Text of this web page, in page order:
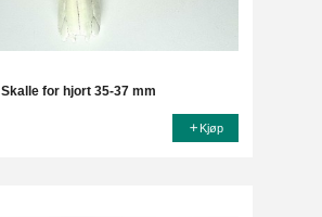
Skalle for hjort 35-37 mm
Kjøp